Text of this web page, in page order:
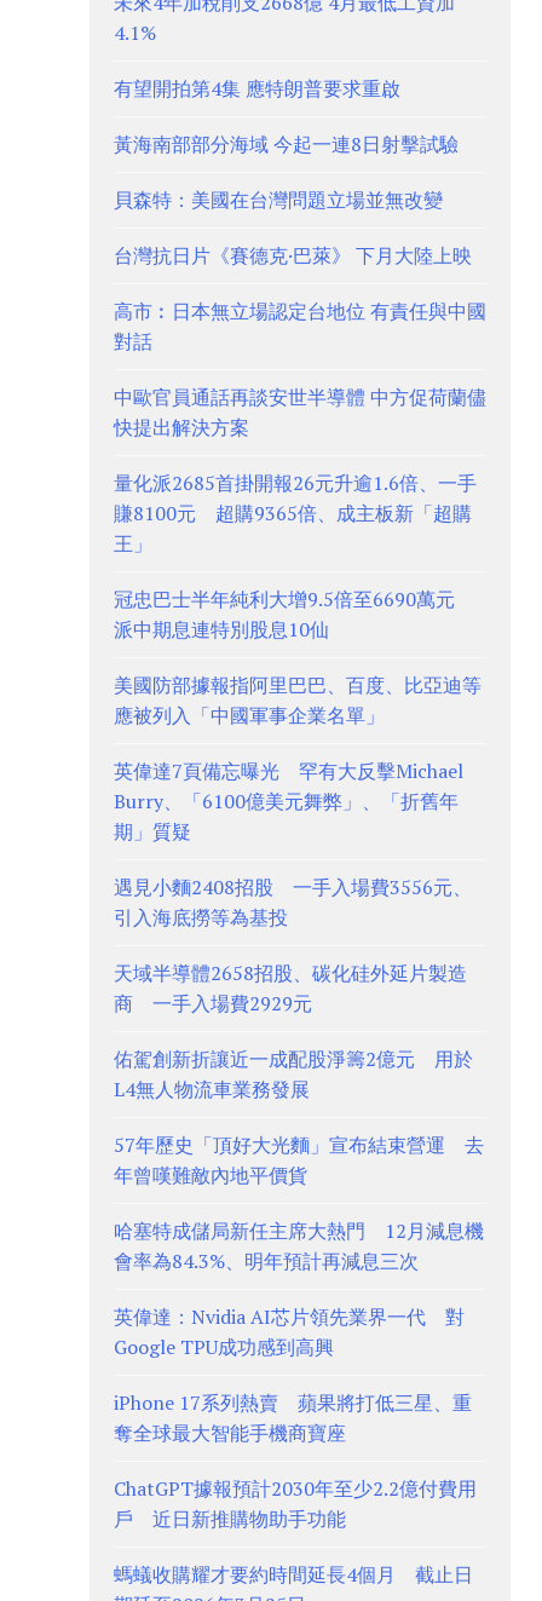
4.1%
有望開拍第4集 應特朗普要求重啟
黃海南部部分海域 今起一連8日射擊試驗
貝森特：美國在台灣問題立場並無改變
台灣抗日片《賽德克·巴萊》 下月大陸上映
高市︰日本無立場認定台地位 有責任與中國
對話
中歐官員通話再談安世半導體 中方促荷蘭儘
快提出解決方案
量化派2685首掛開報26元升逾1.6倍、一手
賺8100元 超購9365倍、成主板新「超購
王」
冠忠巴士半年純利大增9.5倍至6690萬元
派中期息連特別股息10仙
美國防部據報指阿里巴巴、百度、比亞迪等
應被列入「中國軍事企業名單」
英偉達7頁備忘曝光 罕有大反擊Michael
Burry、「6100億美元舞弊」、「折舊年
期」質疑
遇見小麵2408招股 一手入場費3556元、
引入海底撈等為基投
天域半導體2658招股、碳化硅外延片製造
商 一手入場費2929元
佑駕創新折讓近一成配股淨籌2億元 用於
L4無人物流車業務發展
57年歷史「頂好大光麵」宣布結束營運 去
年曾嘆難敵內地平價貨
哈塞特成儲局新任主席大熱門 12月減息機
會率為84.3%、明年預計再減息三次
英偉達：Nvidia AI芯片領先業界一代 對
Google TPU成功感到高興
iPhone 17系列熱賣 蘋果將打低三星、重
奪全球最大智能手機商寶座
ChatGPT據報預計2030年至少2.2億付費用
戶 近日新推購物助手功能
螞蟻收購耀才要約時間延長4個月 截止日